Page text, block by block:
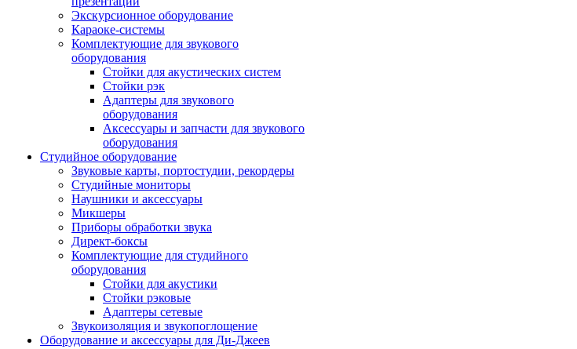
Экскурсионное оборудование
Караоке-системы
Комплектующие для звукового
оборудования
Стойки для акустических систем
Стойки рэк
Адаптеры для звукового
оборудования
Аксессуары и запчасти для звукового
оборудования
Студийное оборудование
Звуковые карты, портостудии, рекордеры
Студийные мониторы
Наушники и аксессуары
Микшеры
Приборы обработки звука
Директ-боксы
Комплектующие для студийного
оборудования
Стойки для акустики
Стойки рэковые
Адаптеры сетевые
Звукоизоляция и звукопоглощение
Оборудование и аксессуары для Ди-Джеев